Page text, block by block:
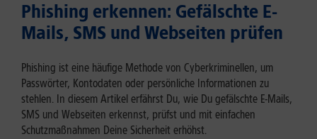
Phishing erkennen: Gefälschte E-
Mails, SMS und Webseiten prüfen
Phishing ist eine häufige Methode von Cyberkriminellen, um
Passwörter, Kontodaten oder persönliche Informationen zu
stehlen. In diesem Artikel erfährst Du, wie Du gefälschte E-Mails,
SMS und Webseiten erkennst, prüfst und mit einfachen
Schutzmaßnahmen Deine Sicherheit erhöhst.